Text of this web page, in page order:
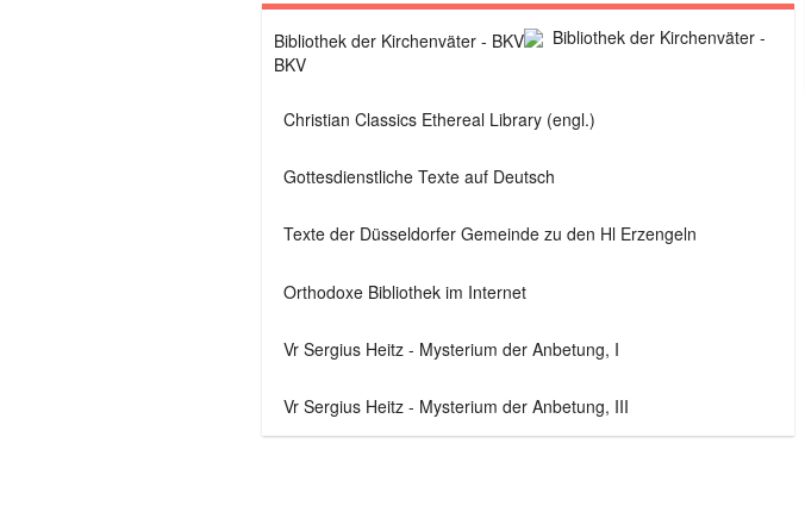
Bibliothek der Kirchenväter -
BKV
Christian Classics Ethereal Library (engl.)
Gottesdienstliche Texte auf Deutsch
Texte der Düsseldorfer Gemeinde zu den Hl Erzengeln
Orthodoxe Bibliothek im Internet
Vr Sergius Heitz - Mysterium der Anbetung, I
Vr Sergius Heitz - Mysterium der Anbetung, III